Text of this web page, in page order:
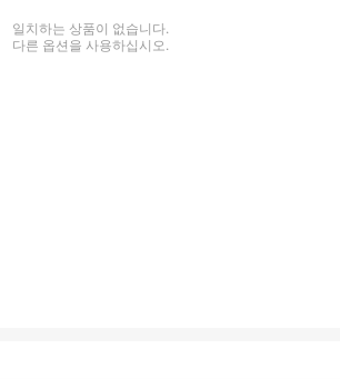
일치하는 상품이 없습니다.
다른 옵션을 사용하십시오.